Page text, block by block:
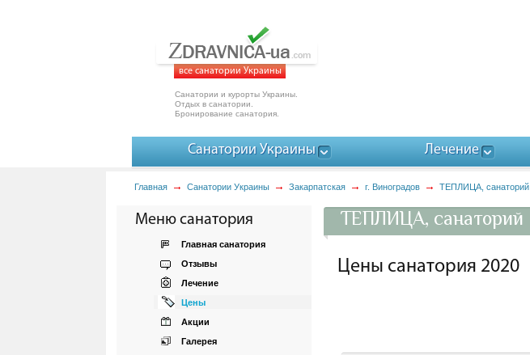
все санатории Украины
Санатории и курорты Украины.
Отдых в санатории.
Бронирование санатория.
Санатории Украины Лечение
Главная Санатории Украины Закарпатская г. Виноградов ТЕПЛИЦА, санаторий
ТЕПЛИЦА, санаторий
Цены санатория 2020
Меню санатория
Главная санатория
Отзывы
Лечение
Цены
Акции
Галерея